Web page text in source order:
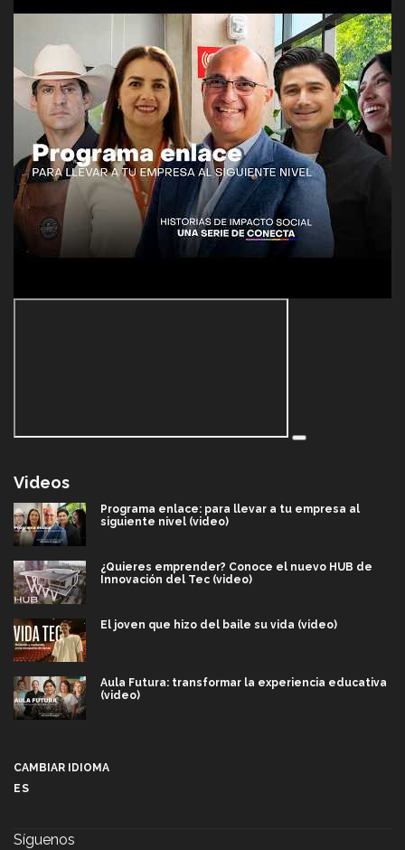
Videos
Programa enlace: para llevar a tu empresa al
siguiente nivel (video)
¿Quieres emprender? Conoce el nuevo HUB de
Innovación del Tec (video)
El joven que hizo del baile su vida (video)
Aula Futura: transformar la experiencia educativa
(video)
CAMBIAR IDIOMA
ES
Síguenos